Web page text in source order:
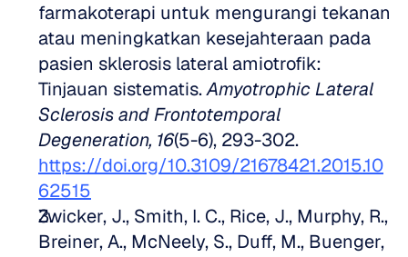
farmakoterapi untuk mengurangi tekanan
atau meningkatkan kesejahteraan pada
pasien sklerosis lateral amiotrofik:
Tinjauan sistematis. Amyotrophic Lateral
Sclerosis and Frontotemporal
Degeneration, 16
https://doi.org/10.3109/21678421.2015.10
62515
Zwicker, J., Smith, I. C., Rice, J., Murphy, R.,
Breiner, A., McNeely, S., Duff, M., Buenger,